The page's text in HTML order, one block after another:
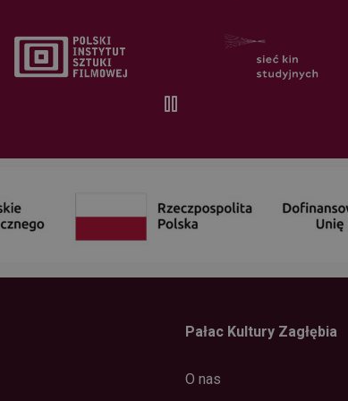
Pałac Kultury Zagłębia
O nas